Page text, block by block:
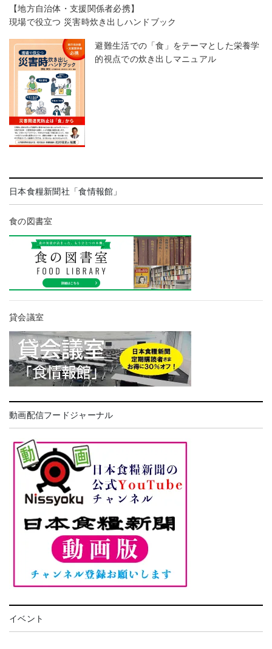
【地方自治体・支援関係者必携】
現場で役立つ 災害時炊き出しハンドブック
避難生活での「食」をテーマとした栄養学
的視点での炊き出しマニュアル
日本食糧新聞社「食情報館」
食の図書室
貸会議室
動画配信フードジャーナル
イベント